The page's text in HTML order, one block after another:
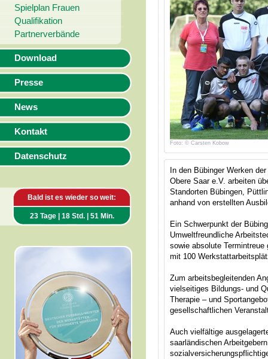
Spielplan Frauen
Qualifikation
Partnerverbände
Download
Presse
News
Kontakt
Datenschutz
Bald ist es wieder so weit:
23 Tage | 18 Std. | 51 Min.
Foto: © Carsten Kobow
In den Bübinger Werken
Obere Saar e.V. arbeiten
Standorten Bübingen,
anhand von erstellten
Ein Schwerpunkt der
Umweltfreundliche
sowie absolute
mit 100
Zum arbeitsbegleitenden
vielseitiges Bildungs- und
Therapie – und
gesellschaftlichen
Auch vielfältige
saarländischen